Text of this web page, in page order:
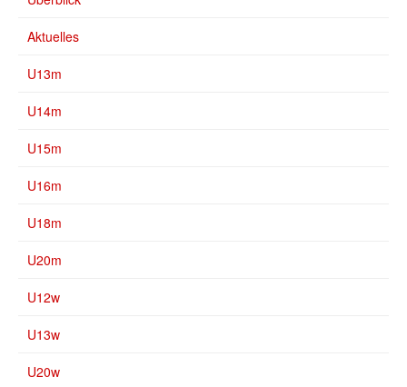
Aktuelles
U13m
U14m
U15m
U16m
U18m
U20m
U12w
U13w
U20w